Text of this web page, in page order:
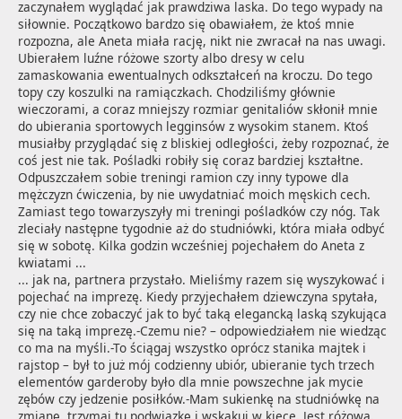
zaczynałem wyglądać jak prawdziwa laska. Do tego wypady na
siłownie. Początkowo bardzo się obawiałem, że ktoś mnie
rozpozna, ale Aneta miała rację, nikt nie zwracał na nas uwagi.
Ubierałem luźne różowe szorty albo dresy w celu
zamaskowania ewentualnych odkształceń na kroczu. Do tego
topy czy koszulki na ramiączkach. Chodziliśmy głównie
wieczorami, a coraz mniejszy rozmiar genitaliów skłonił mnie
do ubierania sportowych legginsów z wysokim stanem. Ktoś
musiałby przyglądać się z bliskiej odległości, żeby rozpoznać, że
coś jest nie tak. Pośladki robiły się coraz bardziej kształtne.
Odpuszczałem sobie treningi ramion czy inny typowe dla
mężczyzn ćwiczenia, by nie uwydatniać moich męskich cech.
Zamiast tego towarzyszyły mi treningi pośladków czy nóg. Tak
zleciały następne tygodnie aż do studniówki, która miała odbyć
się w sobotę. Kilka godzin wcześniej pojechałem do Aneta z
kwiatami ...
... jak na, partnera przystało. Mieliśmy razem się wyszykować i
pojechać na imprezę. Kiedy przyjechałem dziewczyna spytała,
czy nie chce zobaczyć jak to być taką elegancką laską szykująca
się na taką imprezę.-Czemu nie? – odpowiedziałem nie wiedząc
co ma na myśli.-To ściągaj wszystko oprócz stanika majtek i
rajstop – był to już mój codzienny ubiór, ubieranie tych trzech
elementów garderoby było dla mnie powszechne jak mycie
zębów czy jedzenie posiłków.-Mam sukienkę na studniówkę na